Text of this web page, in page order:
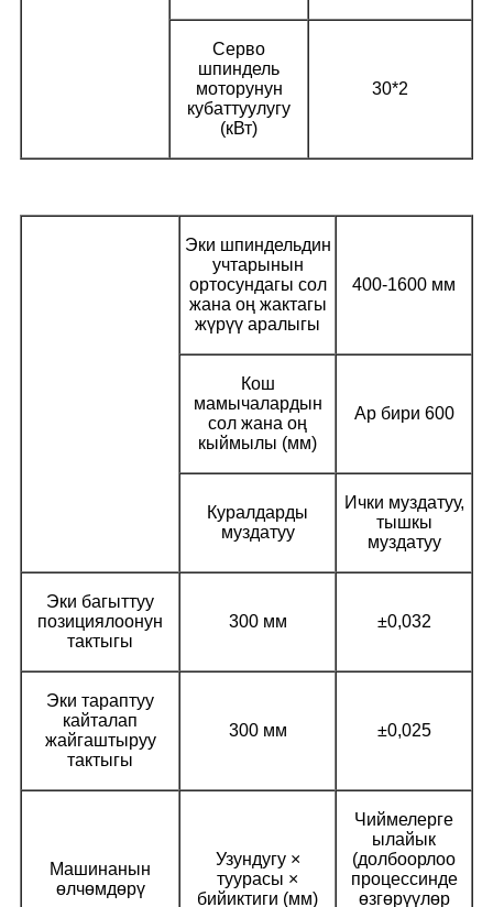
Серво
шпиндель
моторунун
кубаттуулугу
(кВт)
30*2
Эки шпиндельдин
учтарынын
ортосундагы сол
жана оң жактагы
жүрүү аралыгы
400-1600 мм
Кош
мамычалардын
сол жана оң
кыймылы (мм)
Ар бири 600
Куралдарды
муздатуу
Ички муздатуу,
тышкы
муздатуу
Эки багыттуу
позициялоонун
тактыгы
300 мм ±0,032
Эки тараптуу
кайталап
жайгаштыруу
тактыгы
300 мм ±0,025
Машинанын
өлчөмдөрү
Узундугу ×
туурасы ×
бийиктиги (мм)
Чиймелерге
ылайык
(долбоорлоо
процессинде
өзгөрүүлөр